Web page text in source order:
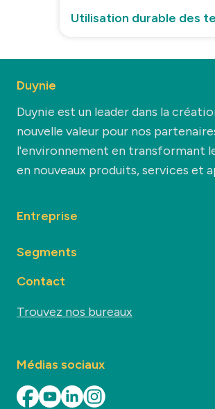
Utilisation durable des
Duynie
Duynie est un leader dans la
nouvelle valeur pour nos
l'environnement en transformant
en nouveaux produits, services et
Entreprise
Segments
Contact
Trouvez nos bureaux
Médias sociaux